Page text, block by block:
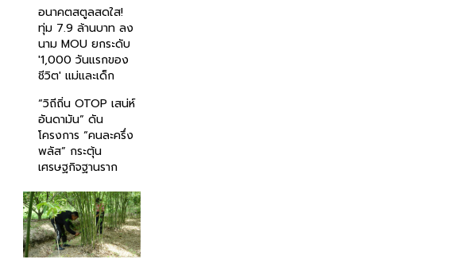
อนาคตสตูลสดใส!
ทุ่ม 7.9 ล้านบาท ลง
นาม MOU ยกระดับ
'1,000 วันแรกของ
ชีวิต' แม่และเด็ก
“วิถีถิ่น OTOP เสน่ห์
อันดามัน” ดัน
โครงการ “คนละครึ่ง
พลัส” กระตุ้น
เศรษฐกิจฐานราก